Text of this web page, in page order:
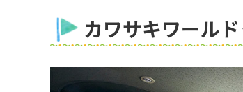
カワサキワール